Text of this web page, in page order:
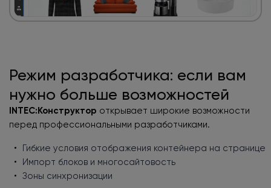
Режим разработчика: если вам
нужно больше возможностей
INTEC:Конструктор открывает широкие возможности
перед профессиональными разработчиками.
Гибкие условия отображения контейнера на странице
Импорт блоков и многосайтовость
Зоны синхронизации